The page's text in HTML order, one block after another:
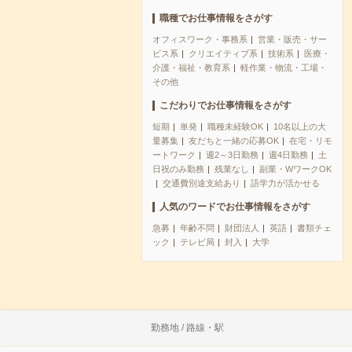
職種でお仕事情報をさがす
オフィスワーク・事務系
営業・販売・サー
ビス系
クリエイティブ系 技術系
医療・
介護・福祉・教育系
軽作業・物流・工場・
その他
こだわりでお仕事情報をさがす
短期 単発 職種未経験OK
10名以上の大
量募集
友だちと一緒の応募OK
在宅・リモ
ートワーク
週2～3日勤務 週4日勤務
土
日祝のみ勤務
残業なし
副業・WワークOK
交通費別途支給あり
語学力が活かせる
人気のワードでお仕事情報をさがす
急募 年齢不問 財団法人 英語
書類チェ
ック
テレビ局 封入 大学
勤務地 / 路線・駅